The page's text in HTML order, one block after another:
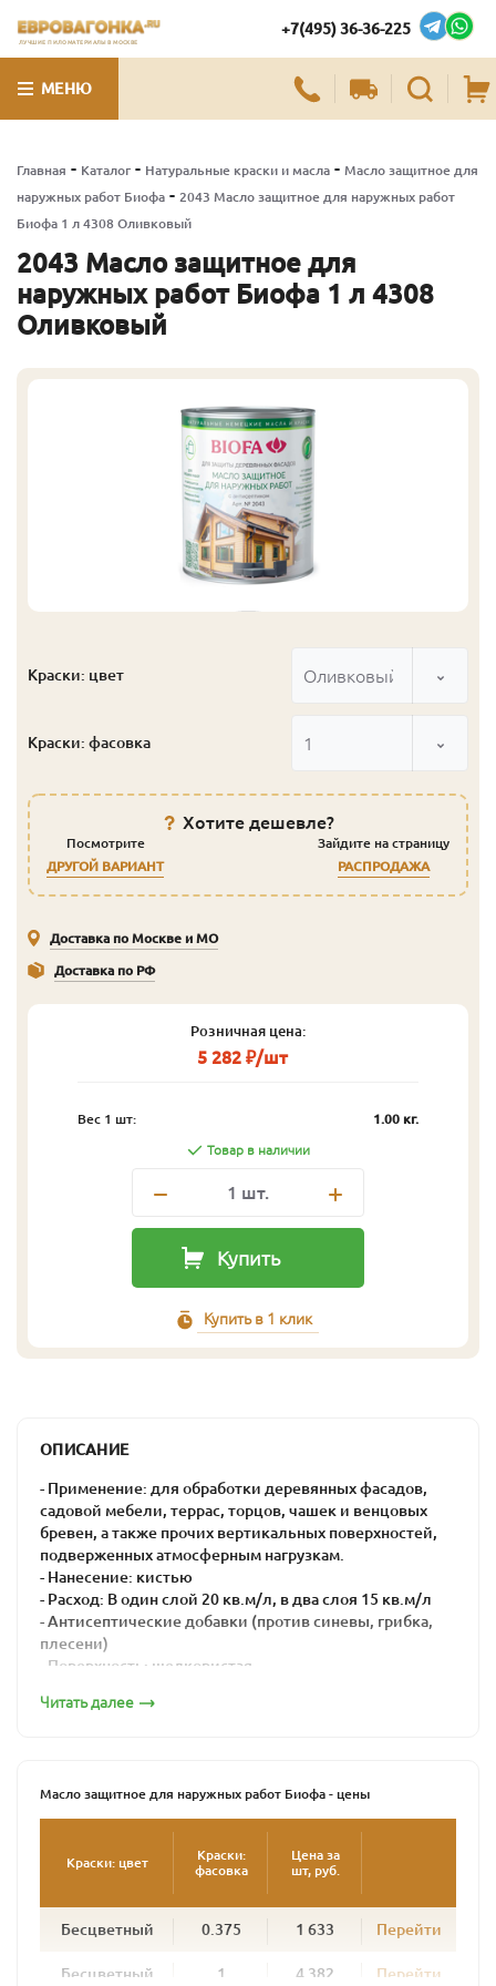
ЛУЧШИЕ ПИЛОМАТЕРИАЛЫ В МОСКВЕ
+7(495) 36-36-225
МЕНЮ
Главная - Каталог - Натуральные краски и масла - Масло защитное для
наружных работ Биофа - 2043 Масло защитное для наружных работ
Биофа 1 л 4308 Оливковый
2043 Масло защитное для
наружных работ Биофа 1 л 4308
Оливковый
Краски: цвет Оливковый
Краски: фасовка 1
Хотите дешевле?
Посмотрите
ДРУГОЙ ВАРИАНТ
Зайдите на страницу
РАСПРОДАЖА
Доставка по Москве и МО
Доставка по РФ
Розничная цена:
5 282 ₽/шт
Вес 1 шт: 1.00 кг.
Товар в наличии
1 шт.
Купить
Купить в 1 клик
ОПИСАНИЕ
- Применение: для обработки деревянных фасадов,
садовой мебели, террас, торцов, чашек и венцовых
бревен, а также прочих вертикальных поверхностей,
подверженных атмосферным нагрузкам.
- Нанесение: кистью
- Расход: В один слой 20 кв.м/л, в два слоя 15 кв.м/л
- Антисептические добавки (против синевы, грибка,
плесени)
- Поверхность: шелковистая
поверхностей, подвергающихся интенсивной
атмосферной нагрузке: садовая мебель, беседки,
заборы, террасы, балки и лаги, венцы срубов. Масло
защитный слой. Подчеркивая структуру дерева, масло
придает поверхности полуглянцевый блеск.
Читать далее
Масло защитное для наружных работ Биофа - цены
Краски: цвет
Краски:
фасовка
Цена за
шт, руб.
Бесцветный 0.375 1 633 Перейти
Бесцветный 1 4 382 Перейти